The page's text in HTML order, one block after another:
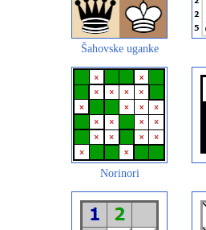
Šahovske uganke
Norinori